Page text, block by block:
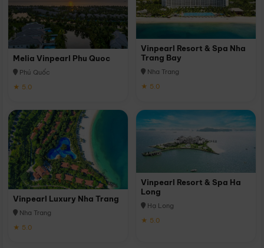
Melia Vinpearl Phu Quoc
Phú Quốc
★ 5.0
Vinpearl Resort & Spa Nha
Trang Bay
Nha Trang
★ 5.0
Vinpearl Luxury Nha Trang
Nha Trang
★ 5.0
Vinpearl Resort & Spa Ha
Long
Hạ Long
★ 5.0